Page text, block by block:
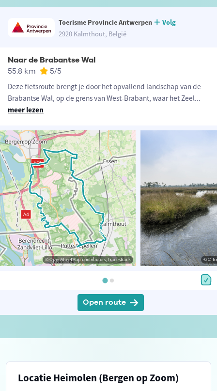
Toerisme Provincie Antwerpen
Volg
2920 Kalmthout, België
Naar de Brabantse Wal
55.8 km 5/5
Deze fietsroute brengt je door het opvallend landschap van de
Brabantse Wal, op de grens van West-Brabant, waar het Zeel...
meer lezen
© OpenStreetMap contributors, Tracestrack © ©
Open route
Locatie Heimolen (Bergen op Zoom)